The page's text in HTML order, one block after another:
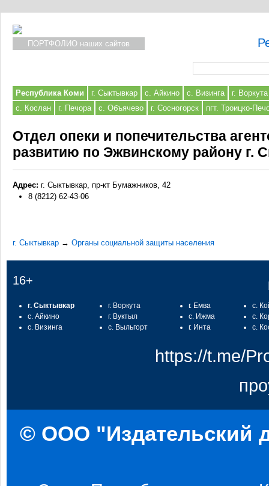
ПОРТФОЛИО наших сайтов
Республика Коми г. Сыктывкар с. Айкино с. Визинга
г. Воркута
с. Кослан
г. Печора с. Объячево г. Сосногорск пгт. Троицко-
Отдел опеки и попечительства
развитию по Эжвинскому району г.
Адрес: г. Сыктывкар, пр-кт Бумажников, 42
8 (8212) 62-43-06
г. Сыктывкар → Органы социальной защиты населения
16+
г. Сыктывкар
с. Айкино
с. Визинга
г. Воркута
г. Вуктыл
с. Выльгорт
г. Емва
с. Ижма
г. Инта
с.
с.
с.
https://t.me/
© ООО "Издательский